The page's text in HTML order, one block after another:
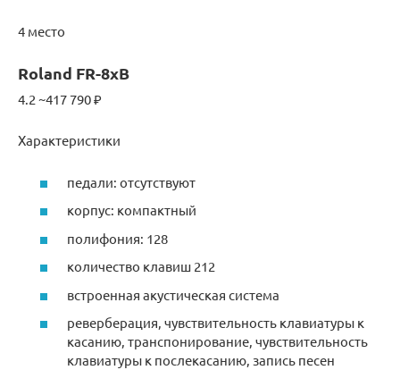
4 место
Roland FR-8xB
4.2 ~417 790 ₽
Характеристики
педали: отсутствуют
корпус: компактный
полифония: 128
количество клавиш 212
встроенная акустическая система
реверберация, чувствительность клавиатуры к
касанию, транспонирование, чувствительность
клавиатуры к послекасанию, запись песен